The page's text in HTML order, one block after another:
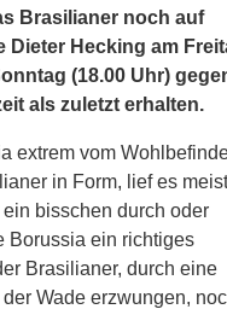
Brasilianer noch auf
Dieter Hecking am
(18.00 Uhr)
als zuletzt erhalten.
extrem vom
in Form, lief es meist
bisschen durch oder
Borussia ein richtiges
Brasilianer, durch eine
Wade erzwungen,